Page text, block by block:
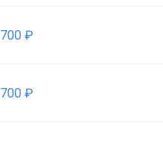
700 ₽
700 ₽